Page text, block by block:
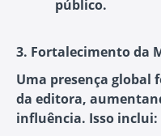
público.
3. Fortalecimento da
Uma presença global
da editora,
influência. Isso inclui: